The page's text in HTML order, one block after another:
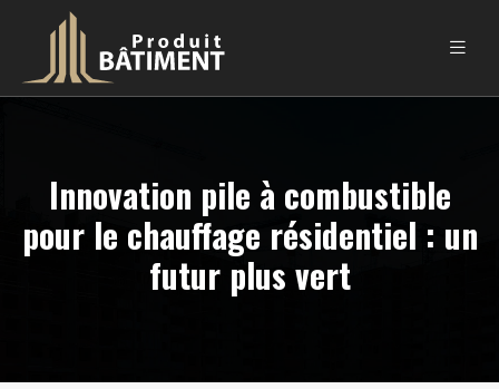
Innovation pile à combustible
pour le chauffage résidentiel : un
futur plus vert